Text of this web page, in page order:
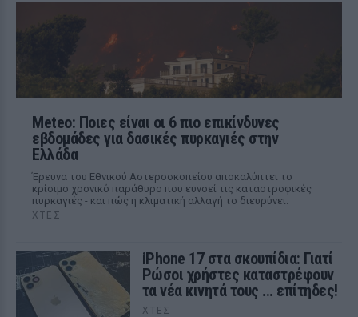
Meteo: Ποιες είναι οι 6 πιο επικίνδυνες
εβδομάδες για δασικές πυρκαγιές στην
Ελλάδα
Έρευνα του Εθνικού Αστεροσκοπείου αποκαλύπτει το
κρίσιμο χρονικό παράθυρο που ευνοεί τις καταστροφικές
πυρκαγιές - και πώς η κλιματική αλλαγή το διευρύνει.
ΧΤΕΣ
iPhone 17 στα σκουπίδια: Γιατί
Ρώσοι χρήστες καταστρέφουν
τα νέα κινητά τους ... επίτηδες!
ΧΤΕΣ